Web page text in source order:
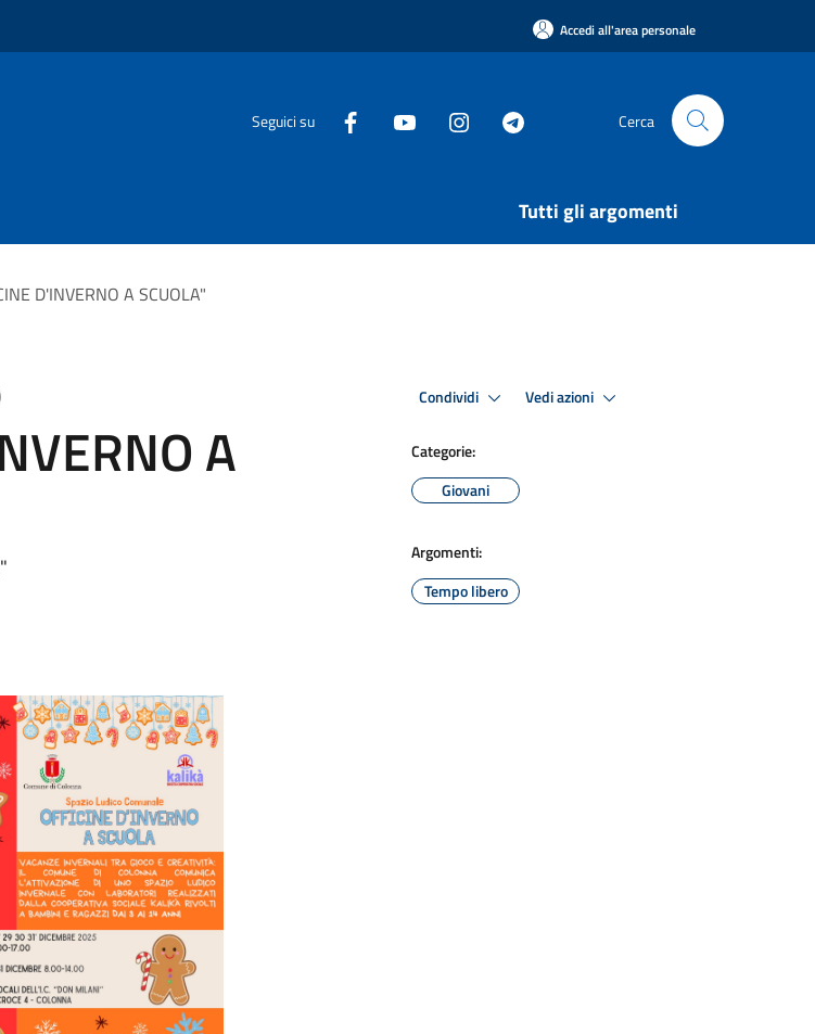
Accedi all'area personale
Seguici su Cerca
Tutti gli argomenti
D'INVERNO A SCUOLA"
A
Condividi Vedi azioni
Categorie:
Giovani
Argomenti:
Tempo libero